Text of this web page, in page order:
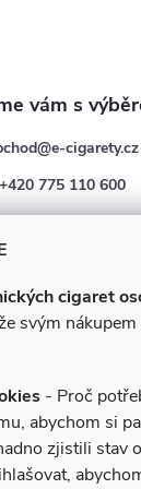
cigaret
svým
- Proč
abychom si
zjistili stav
@e-cigarety.cz
+420 775 110 600
e-